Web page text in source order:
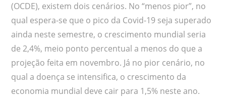
(OCDE), existem dois cenários. No “menos pior”, no
qual espera-se que o pico da Covid-19 seja superado
ainda neste semestre, o crescimento mundial seria
de 2,4%, meio ponto percentual a menos do que a
projeção feita em novembro. Já no pior cenário, no
qual a doença se intensifica, o crescimento da
economia mundial deve cair para 1,5% neste ano.